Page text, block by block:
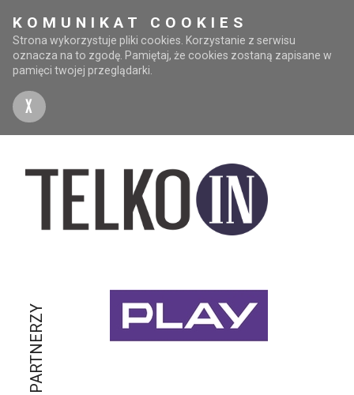
KOMUNIKAT COOKIES
Strona wykorzystuje pliki cookies. Korzystanie z serwisu
oznacza na to zgodę. Pamiętaj, że cookies zostaną zapisane w
pamięci twojej przeglądarki.
X
PARTNERZY